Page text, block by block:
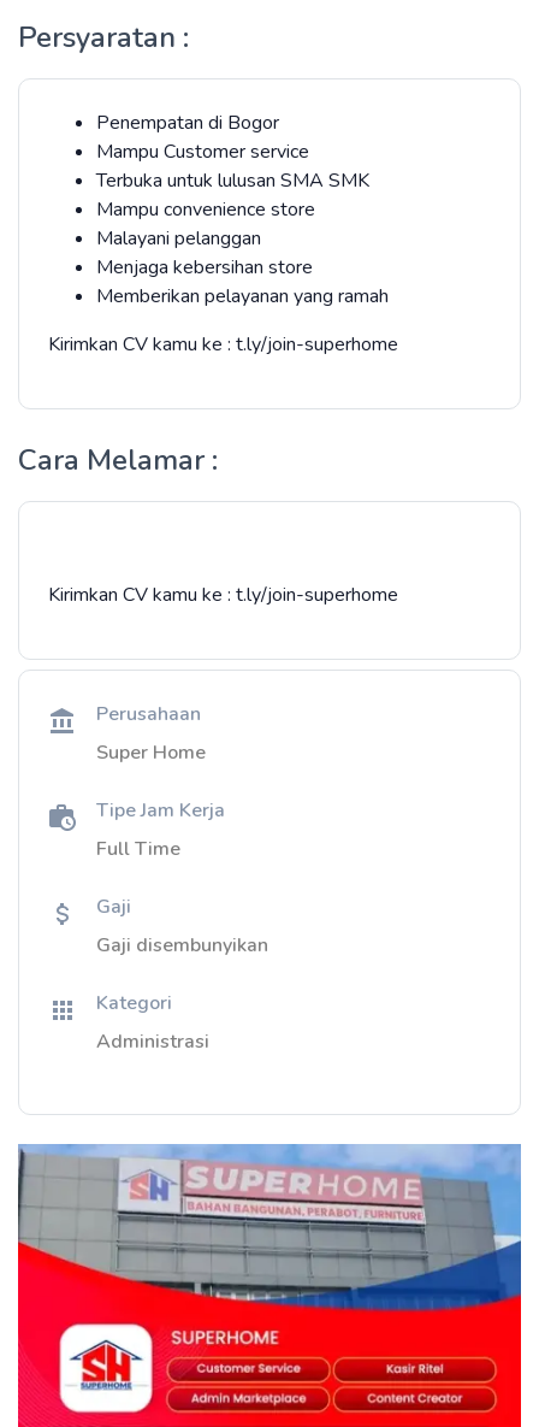
Persyaratan :
Penempatan di Bogor
Mampu Customer service
Terbuka untuk lulusan SMA SMK
Mampu convenience store
Malayani pelanggan
Menjaga kebersihan store
Memberikan pelayanan yang ramah
Kirimkan CV kamu ke : t.ly/join-superhome
Cara Melamar :
Kirimkan CV kamu ke : t.ly/join-superhome
Perusahaan
Super Home
Tipe Jam Kerja
Full Time
Gaji
Gaji disembunyikan
Kategori
Administrasi